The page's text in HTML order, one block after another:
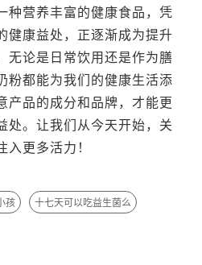
种营养丰富的健康食品，凭
健康益处，正逐渐成为提升
无论是日常饮用还是作为膳
粉都能为我们的健康生活添
产品的成分和品牌，才能更
处。让我们从今天开始，关
更多活力！
孩 十七天可以吃益生菌么